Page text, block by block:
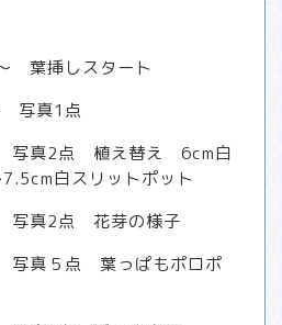
葉挿しスタート
写真1点
写真2点 植え替え 6cm白
白スリットポット
真2点 花芽の様子
真５点 葉っぱもポロポ